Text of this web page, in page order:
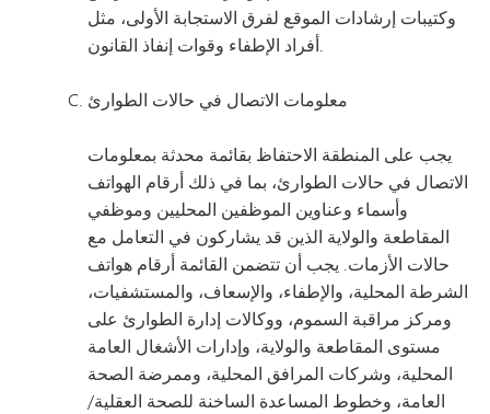
وكتيبات إرشادات الموقع لفرق الاستجابة الأولى، مثل
أفراد الإطفاء وقوات إنفاذ القانون.
معلومات الاتصال في حالات الطوارئ
يجب على المنطقة الاحتفاظ بقائمة محدثة بمعلومات
الاتصال في حالات الطوارئ، بما في ذلك أرقام الهواتف
وأسماء وعناوين الموظفين المحليين وموظفي
المقاطعة والولاية الذين قد يشاركون في التعامل مع
حالات الأزمات. يجب أن تتضمن القائمة أرقام هواتف
الشرطة المحلية، والإطفاء، والإسعاف، والمستشفيات،
ومركز مراقبة السموم، ووكالات إدارة الطوارئ على
مستوى المقاطعة والولاية، وإدارات الأشغال العامة
المحلية، وشركات المرافق المحلية، وممرضة الصحة
العامة، وخطوط المساعدة الساخنة للصحة العقلية/